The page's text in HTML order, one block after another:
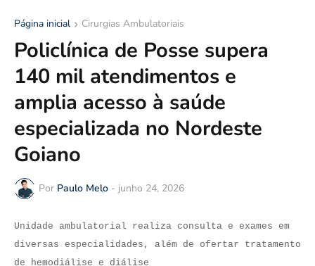
Página inicial Cirurgias Ambulatoriais
Policlínica de Posse supera
140 mil atendimentos e
amplia acesso à saúde
especializada no Nordeste
Goiano
Por Paulo Melo - junho 24, 2026
Unidade ambulatorial realiza consulta e exames em
diversas especialidades, além de ofertar tratamento
de hemodiálise e diálise